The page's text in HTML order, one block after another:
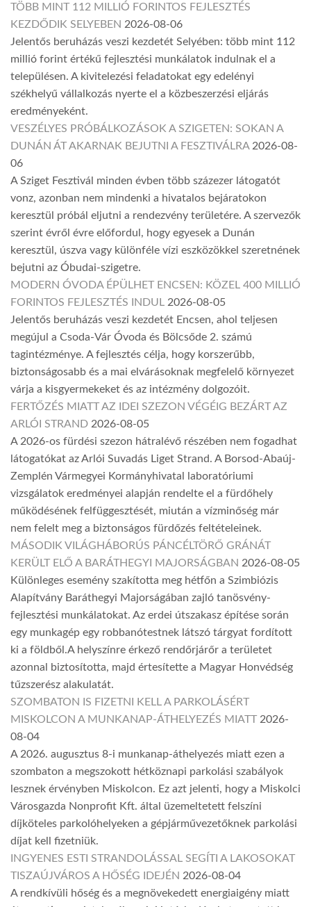
TÖBB MINT 112 MILLIÓ FORINTOS FEJLESZTÉS
KEZDŐDIK SELYEBEN 2026-08-06
Jelentős beruházás veszi kezdetét Selyében: több mint 112
millió forint értékű fejlesztési munkálatok indulnak el a
településen. A kivitelezési feladatokat egy edelényi
székhelyű vállalkozás nyerte el a közbeszerzési eljárás
eredményeként.
VESZÉLYES PRÓBÁLKOZÁSOK A SZIGETEN: SOKAN A
DUNÁN ÁT AKARNAK BEJUTNI A FESZTIVÁLRA 2026-08-
06
A Sziget Fesztivál minden évben több százezer látogatót
vonz, azonban nem mindenki a hivatalos bejáratokon
keresztül próbál eljutni a rendezvény területére. A szervezők
szerint évről évre előfordul, hogy egyesek a Dunán
keresztül, úszva vagy különféle vízi eszközökkel szeretnének
bejutni az Óbudai-szigetre.
MODERN ÓVODA ÉPÜLHET ENCSEN: KÖZEL 400 MILLIÓ
FORINTOS FEJLESZTÉS INDUL 2026-08-05
Jelentős beruházás veszi kezdetét Encsen, ahol teljesen
megújul a Csoda-Vár Óvoda és Bölcsőde 2. számú
tagintézménye. A fejlesztés célja, hogy korszerűbb,
biztonságosabb és a mai elvárásoknak megfelelő környezet
várja a kisgyermekeket és az intézmény dolgozóit.
FERTŐZÉS MIATT AZ IDEI SZEZON VÉGÉIG BEZÁRT AZ
ARLÓI STRAND 2026-08-05
A 2026-os fürdési szezon hátralévő részében nem fogadhat
látogatókat az Arlói Suvadás Liget Strand. A Borsod-Abaúj-
Zemplén Vármegyei Kormányhivatal laboratóriumi
vizsgálatok eredményei alapján rendelte el a fürdőhely
működésének felfüggesztését, miután a vízminőség már
nem felelt meg a biztonságos fürdőzés feltételeinek.
MÁSODIK VILÁGHÁBORÚS PÁNCÉLTÖRŐ GRÁNÁT
KERÜLT ELŐ A BARÁTHEGYI MAJORSÁGBAN 2026-08-05
Különleges esemény szakította meg hétfőn a Szimbiózis
Alapítvány Baráthegyi Majorságában zajló tanösvény-
fejlesztési munkálatokat. Az erdei útszakasz építése során
egy munkagép egy robbanótestnek látszó tárgyat fordított
ki a földből.A helyszínre érkező rendőrjárőr a területet
azonnal biztosította, majd értesítette a Magyar Honvédség
tűzszerész alakulatát.
SZOMBATON IS FIZETNI KELL A PARKOLÁSÉRT
MISKOLCON A MUNKANAP-ÁTHELYEZÉS MIATT 2026-
08-04
A 2026. augusztus 8-i munkanap-áthelyezés miatt ezen a
szombaton a megszokott hétköznapi parkolási szabályok
lesznek érvényben Miskolcon. Ez azt jelenti, hogy a Miskolci
Városgazda Nonprofit Kft. által üzemeltetett felszíni
díjköteles parkolóhelyeken a gépjárművezetőknek parkolási
díjat kell fizetniük.
INGYENES ESTI STRANDOLÁSSAL SEGÍTI A LAKOSOKAT
TISZAÚJVÁROS A HŐSÉG IDEJÉN 2026-08-04
A rendkívüli hőség és a megnövekedett energiaigény miatt